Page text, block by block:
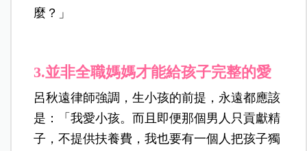
麼？」
3.並非全職媽媽才能給孩子完整的愛
呂秋遠律師強調，生小孩的前提，永遠都應該
是：「我愛小孩。而且即便那個男人只貢獻精
子，不提供扶養費，我也要有一個人把孩子獨